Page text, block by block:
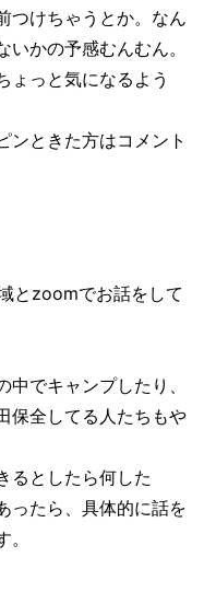
つけちゃうとか。なん
かの予感むんむん。
ょっと気になるよう
ンときた方はコメント
とzoomでお話をして
でキャンプしたり、
保全してる人たちもや
るとしたら何した
ったら、具体的に話を